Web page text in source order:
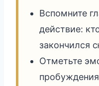
Вспомните
действие:
закончился
Отметьте